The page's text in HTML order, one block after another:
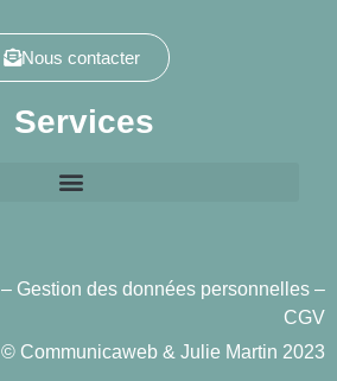
Nous contacter
Services
– Gestion des données personnelles –
CGV
© Communicaweb & Julie Martin 2023